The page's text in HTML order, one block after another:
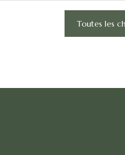
Toutes les